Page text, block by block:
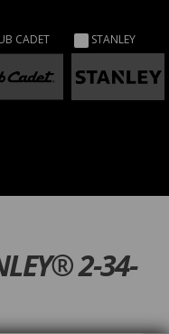
CADET STANLEY
2-34-